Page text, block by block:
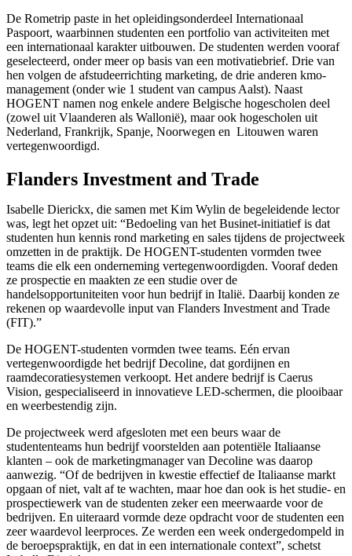
De Rometrip paste in het opleidingsonderdeel Internationaal
Paspoort, waarbinnen studenten een portfolio van activiteiten met
een internationaal karakter uitbouwen. De studenten werden vooraf
geselecteerd, onder meer op basis van een motivatiebrief. Drie van
hen volgen de afstudeerrichting marketing, de drie anderen kmo-
management (onder wie 1 student van campus Aalst). Naast
HOGENT namen nog enkele andere Belgische hogescholen deel
(zowel uit Vlaanderen als Wallonië), maar ook hogescholen uit
Nederland, Frankrijk, Spanje, Noorwegen en Litouwen waren
vertegenwoordigd.
Flanders Investment and Trade
Isabelle Dierickx, die samen met Kim Wylin de begeleidende lector
was, legt het opzet uit: “Bedoeling van het Businet-initiatief is dat
studenten hun kennis rond marketing en sales tijdens de projectweek
omzetten in de praktijk. De HOGENT-studenten vormden twee
teams die elk een onderneming vertegenwoordigden. Vooraf deden
ze prospectie en maakten ze een studie over de
handelsopportuniteiten voor hun bedrijf in Italië. Daarbij konden ze
rekenen op waardevolle input van Flanders Investment and Trade
(FIT).”
De HOGENT-studenten vormden twee teams. Eén ervan
vertegenwoordigde het bedrijf Decoline, dat gordijnen en
raamdecoratiesystemen verkoopt. Het andere bedrijf is Caerus
Vision, gespecialiseerd in innovatieve LED-schermen, die plooibaar
en weerbestendig zijn.
De projectweek werd afgesloten met een beurs waar de
studententeams hun bedrijf voorstelden aan potentiële Italiaanse
klanten – ook de marketingmanager van Decoline was daarop
aanwezig. “Of de bedrijven in kwestie effectief de Italiaanse markt
opgaan of niet, valt af te wachten, maar hoe dan ook is het studie- en
prospectiewerk van de studenten zeker een meerwaarde voor de
bedrijven. En uiteraard vormde deze opdracht voor de studenten een
zeer waardevol leerproces. Ze werden een week ondergedompeld in
de beroepspraktijk, en dat in een internationale context”, schetst